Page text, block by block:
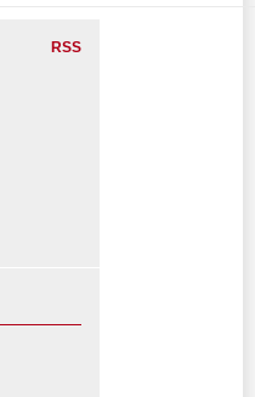
RSS